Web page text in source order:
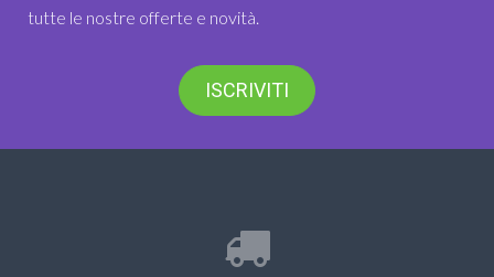
tutte le nostre offerte e novità.
ISCRIVITI